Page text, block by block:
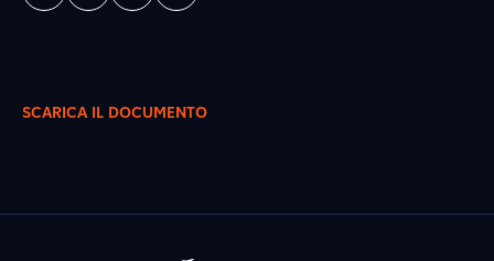
SCARICA IL DOCUMENTO